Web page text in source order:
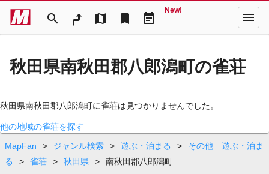
search map bookmark event_note
New! menu
秋田県南秋田郡八郎潟町の雀荘
秋田県南秋田郡八郎潟町に雀荘は見つかりませんでした。
他の地域の雀荘を探す
MapFan
> ジャンル検索 > 遊ぶ・泊まる >
その他 遊ぶ・泊ま
る
> 雀荘 > 秋田県 > 南秋田郡八郎潟町